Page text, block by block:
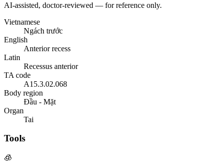
AI-assisted, doctor-reviewed — for reference only.
Vietnamese
Ngách trước
English
Anterior recess
Latin
Recessus anterior
TA code
A15.3.02.068
Body region
Đầu - Mặt
Organ
Tai
Tools
🧊